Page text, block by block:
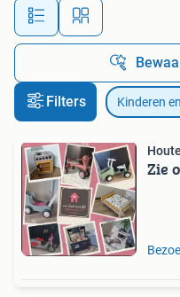
Alle
Filters Kinderen
Zie